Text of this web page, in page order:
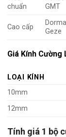
chuẩn
GMT
Cao cấp
Geze
Giá Kính Cường
LOẠI KÍNH
10mm
12mm
Tính giá 1 bộ